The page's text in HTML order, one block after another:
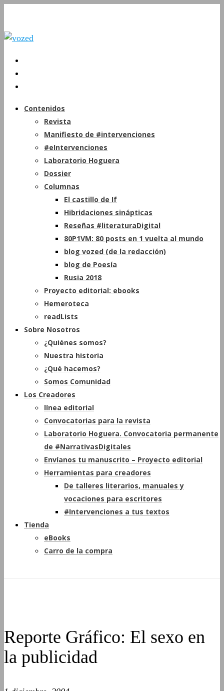
Contenidos
Revista
Manifiesto de #intervenciones
#eIntervenciones
Laboratorio Hoguera
Dossier
Columnas
El castillo de If
Hibridaciones sinápticas
Reseñas #literaturaDigital
80P1VM: 80 posts en 1 vuelta al mundo
blog vozed (de la redacción)
blog de Poesía
Rusia 2018
Proyecto editorial: ebooks
Hemeroteca
readLists
Sobre Nosotros
¿Quiénes somos?
Nuestra historia
¿Qué hacemos?
Somos Comunidad
Los Creadores
línea editorial
Convocatorias para la revista
Laboratorio Hoguera. Convocatoria permanente
de #NarrativasDigitales
Envíanos tu manuscrito – Proyecto editorial
Herramientas para creadores
De talleres literarios, manuales y
vocaciones para escritores
#Intervenciones a tus textos
Tienda
eBooks
Carro de la compra
Reporte Gráfico: El sexo en
la publicidad